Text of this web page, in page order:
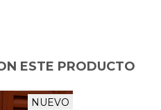
ESTE PRODUCTO
NUEVO